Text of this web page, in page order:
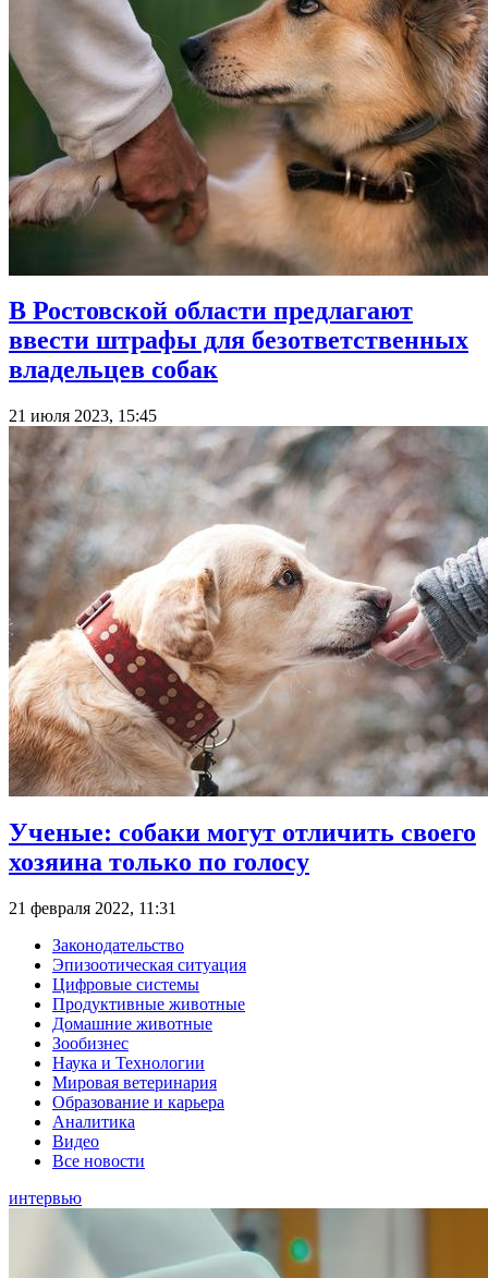
В Ростовской области предлагают
ввести штрафы для безответственных
владельцев собак
21 июля 2023, 15:45
Ученые: собаки могут отличить своего
хозяина только по голосу
21 февраля 2022, 11:31
Законодательство
Эпизоотическая ситуация
Цифровые системы
Продуктивные животные
Домашние животные
Зообизнес
Наука и Технологии
Мировая ветеринария
Образование и карьера
Аналитика
Видео
Все новости
интервью